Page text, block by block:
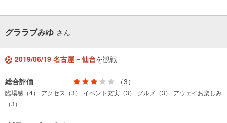
グララブみゆ さん
2019/06/19 名古屋－仙台を観戦
総合評価 （3）
臨場感（4） アクセス（3） イベント充実（3） グルメ（3）
アウェイお楽しみ
（3）